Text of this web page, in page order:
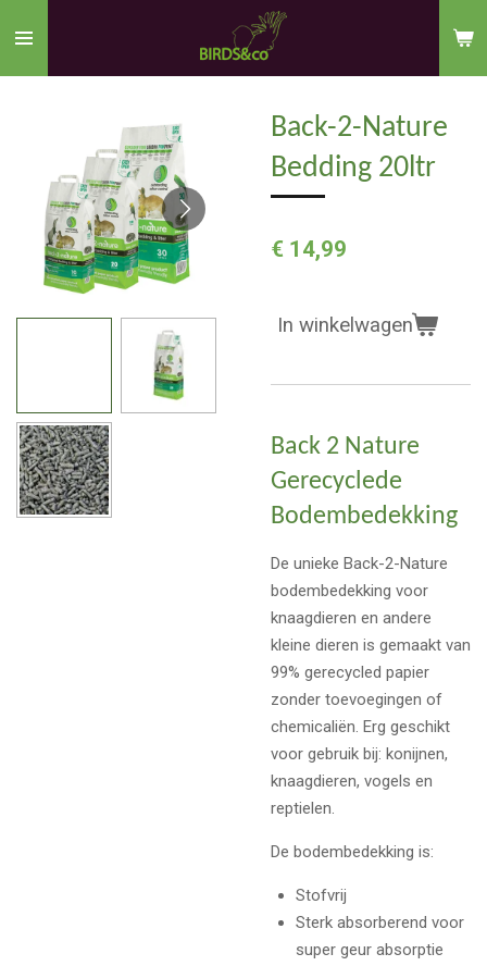
direct
naar
Back-2-Nature
Bedding 20ltr
€ 14,99
In winkelwagen
Back 2 Nature
Gerecyclede
Bodembedekking
De unieke Back-2-Nature
bodembedekking voor
knaagdieren en andere
kleine dieren is gemaakt van
99% gerecycled papier
zonder toevoegingen of
chemicaliën. Erg geschikt
voor gebruik bij: konijnen,
knaagdieren, vogels en
reptielen.
De bodembedekking is:
Stofvrij
Sterk absorberend voor
super geur absorptie